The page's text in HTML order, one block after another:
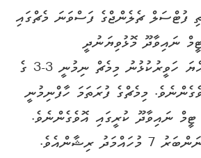
ފުޓްސަލް ޗެލެންޖްގެ ފަސްވަނަ މެޗްގައި
ނައިވާދޫ މޮޅުވިޔަނުދީ
ހިފަހައްޓައިފިއެވެ. އިއްޔަ ހަވީރުކުޅުނު މިމެޗް ނިމުނީ 3-3 ގެ
މިމެޗްގެ ފުރަތަމަ ހާފްނިމުނީ
ޓީމް ނައިވާދޫ ކުރީގައި އޮވެގެންނެވެ.
އެޓީމްގެ ގޯލްޖެހީ ޖާޒީނަންބަރު 7 މުހައްމަދު ރިޝާންއެވެ.